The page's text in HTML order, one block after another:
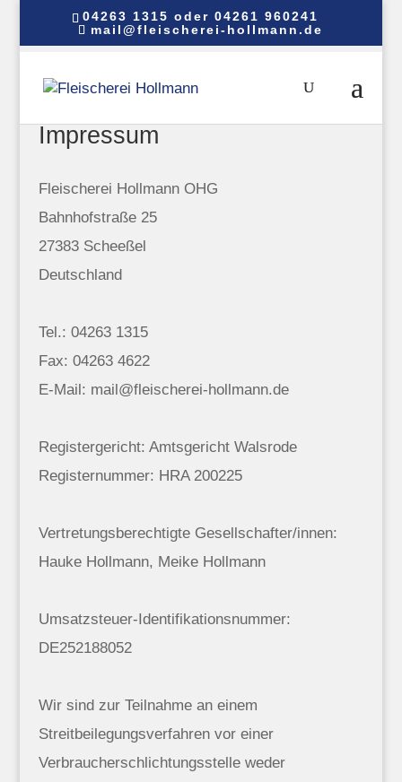
04263 1315 oder 04261 960241
mail@fleischerei-hollmann.de
Impressum
Fleischerei Hollmann OHG
Bahnhofstraße 25
27383 Scheeßel
Deutschland
Tel.: 04263 1315
Fax: 04263 4622
E-Mail: mail@fleischerei-hollmann.de
Registergericht: Amtsgericht Walsrode
Registernummer: HRA 200225
Vertretungsberechtigte Gesellschafter/innen:
Hauke Hollmann, Meike Hollmann
Umsatzsteuer-Identifikationsnummer:
DE252188052
Wir sind zur Teilnahme an einem
Streitbeilegungsverfahren vor einer
Verbraucherschlichtungsstelle weder